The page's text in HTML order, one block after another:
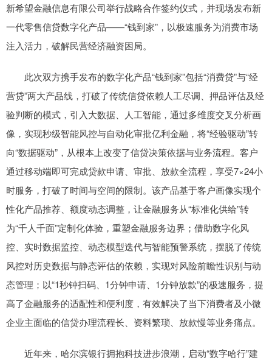
新希望金融信息有限公司举行战略合作签约仪式，并现场发布新
一代零售信贷数字化产品——“钱到家”，以极速服务为消费市场
注入活力，破解民营经济融资困局。
此次双方携手发布的数字化产品“钱到家”包括“消费贷”与“经
营贷”两大产品线，打破了传统信贷依赖人工尽调、押品评估及经
验判断的模式，引入大数据、人工智能，通过多维度交叉分析画
像，实现秒级智能风控与自动化审批亿利金融，将“经验驱动”转
向“数据驱动”，从根本上改变了信贷决策依据与业务流程。客户
通过移动端即可完成贷款申请、审批、放款全流程，享受7×24小
时服务，打破了时间与空间的限制。该产品基于客户画像实现个
性化产品推荐、额度动态调整，让金融服务从“标准化供给”转
为“千人千面”定制化体验，重塑金融服务边界；借助数字化风
控、实时数据监控、动态模型迭代与智能预警系统，摆脱了传统
风控对历史数据与静态评估的依赖，实现对风险前瞻性识别与动
态管理；以“1秒钟扫码、1分钟申请、1分钟放款”的极速服务，提
高了金融服务的适配性和便利度，有效解决了当下消费者及小微
企业主面临的信贷办理流程长、资料繁琐、放款慢等业务痛点。
近年来，哈尔滨银行拥抱科技进步浪潮，启动“数字哈行”建